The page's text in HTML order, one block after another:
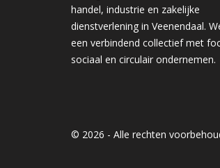
handel, industrie en zakelijke
dienstverlening in Veenendaal.
een verbindend collectief met
sociaal en circulair ondernemen.
© 2026 - Alle rechten